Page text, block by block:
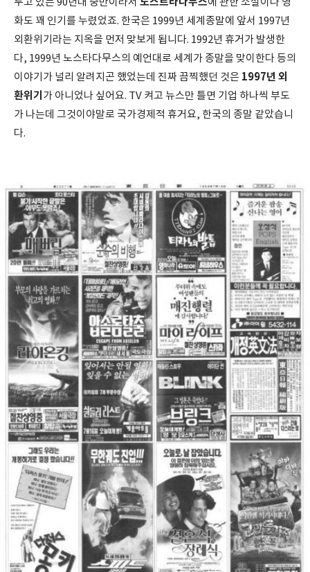
두고 있는 90년대 중반이라서
에 관한 소설이나 영
화도 꽤 인기를 누렸었죠. 한국은 1999년 세계종말에 앞서 1997년
외환위기라는 지옥을 먼저 맞보게 됩니다. 1992년 휴거가 발생한
다, 1999년 노스타다무스의 예언대로 세계가 종말을 맞이한다 등의
이야기가 널리 알려지곤 했었는데 진짜 끔찍했던 것은 1997년 외
환위기 가 아니었나 싶어요. TV 켜고 뉴스만 틀면 기업 하나씩 부도
가 나는데 그것이야말로 국가경제적 휴거요, 한국의 종말 같았습니
다.